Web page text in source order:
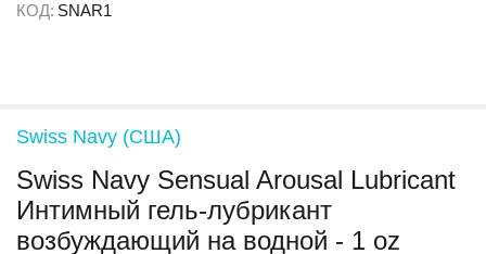
КОД: SNAR1
Swiss Navy (США)
Swiss Navy Sensual Arousal Lubricant
Интимный гель-лубрикант
возбуждающий на водной - 1 oz